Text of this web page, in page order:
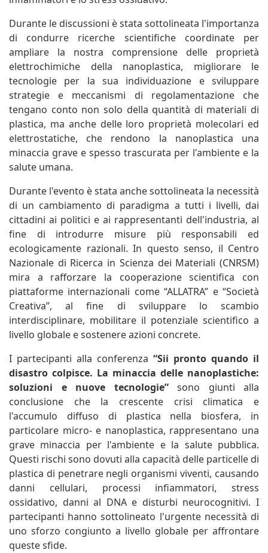
Durante le discussioni è stata sottolineata l'importanza
di condurre ricerche scientifiche coordinate per
ampliare la nostra comprensione delle proprietà
elettrochimiche della nanoplastica, migliorare le
tecnologie per la sua individuazione e sviluppare
strategie e meccanismi di regolamentazione che
tengano conto non solo della quantità di materiali di
plastica, ma anche delle loro proprietà molecolari ed
elettrostatiche, che rendono la nanoplastica una
minaccia grave e spesso trascurata per l'ambiente e la
salute umana.
Durante l'evento è stata anche sottolineata la necessità
di un cambiamento di paradigma a tutti i livelli, dai
cittadini ai politici e ai rappresentanti dell'industria, al
fine di introdurre misure più responsabili ed
ecologicamente razionali. In questo senso, il Centro
Nazionale di Ricerca in Scienza dei Materiali (CNRSM)
mira a rafforzare la cooperazione scientifica con
piattaforme internazionali come “ALLATRA” e “Società
Creativa”, al fine di sviluppare lo scambio
interdisciplinare, mobilitare il potenziale scientifico a
livello globale e sostenere azioni concrete.
I partecipanti alla conferenza “Sii pronto quando il
disastro colpisce. La minaccia delle nanoplastiche:
soluzioni e nuove tecnologie”sono giunti alla
conclusione che la crescente crisi climatica e
l'accumulo diffuso di plastica nella biosfera, in
particolare micro- e nanoplastica, rappresentano una
grave minaccia per l'ambiente e la salute pubblica.
Questi rischi sono dovuti alla capacità delle particelle di
plastica di penetrare negli organismi viventi, causando
danni cellulari, processi infiammatori, stress
ossidativo, danni al DNA e disturbi neurocognitivi. I
partecipanti hanno sottolineato l'urgente necessità di
uno sforzo congiunto a livello globale per affrontare
queste sfide.